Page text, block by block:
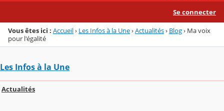
Se connecter
Vous êtes ici : Accueil› Les Infos à la Une›Actualités› Blog› Ma voix
pour l'égalité
Les Infos à la Une
Actualités